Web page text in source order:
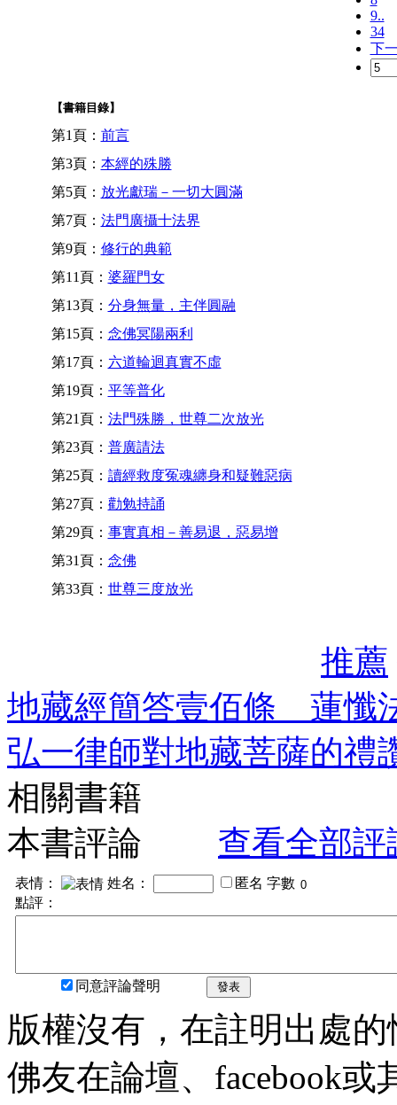
9..
34
下
【書籍目錄】
第1頁： 前言
第3頁： 本經的殊勝
第5頁： 放光獻瑞－一切大圓滿
第7頁： 法門廣攝十法界
第9頁： 修行的典範
第11頁： 婆羅門女
第13頁： 分身無量，主伴圓融
第15頁： 念佛冥陽兩利
第17頁： 六道輪迴真實不虛
第19頁： 平等普化
第21頁： 法門殊勝，世尊二次放光
第23頁： 普廣請法
第25頁： 讀經救度冤魂纏身和疑難惡病
第27頁： 勸勉持誦
第29頁： 事實真相－善易退，惡易增
第31頁： 念佛
第33頁： 世尊三度放光
推薦
地藏經簡答壹佰條 蓮懺
弘一律師對地藏菩薩的
相關書籍
本書評論
查看全部評
表情： 姓名： 匿名 字數
點評：
同意評論聲明 發表
版權沒有，在註明出處
佛友在論壇、facebook